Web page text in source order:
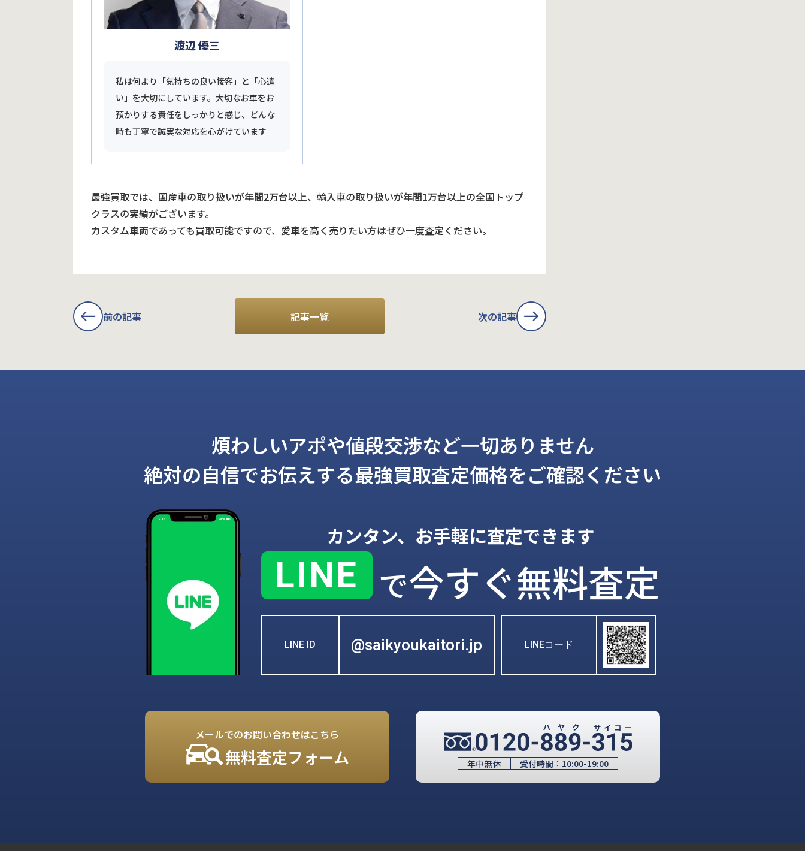
渡辺 優三
私は何より「気持ちの良い接客」と「心遣
い」を大切にしています。大切なお車をお
預かりする責任をしっかりと感じ、どんな
時も丁寧で誠実な対応を心がけています
最強買取では、国産車の取り扱いが年間2万台以上、輸入車の取り扱いが年間1万台以上の全国トップ
クラスの実績がございます。
カスタム車両であっても買取可能ですので、愛車を高く売りたい方はぜひ一度査定ください。
前の記事 記事一覧 次の記事
煩わしいアポや値段交渉など一切ありません
絶対の自信でお伝えする最強買取査定価格をご確認ください
カンタン、お手軽に査定できます
LINE で今すぐ無料査定
LINE ID @saikyoukaitori.jp LINEコード
メールでのお問い合わせはこちら
無料査定フォーム 年中無休 受付時間： 10:00-19:00